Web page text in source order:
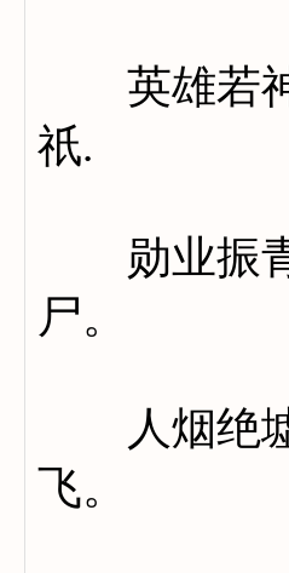
英雄若神
祇.
勋业振青
尸。
人烟绝墟
飞。